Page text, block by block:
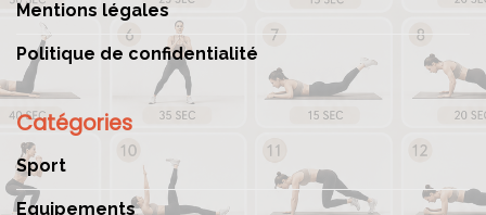
Mentions légales
Politique de confidentialité
Catégories
Sport
Equipements